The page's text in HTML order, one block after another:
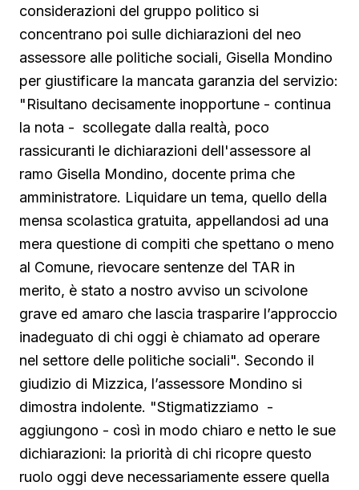
considerazioni del gruppo politico si
concentrano poi sulle dichiarazioni del neo
assessore alle politiche sociali, Gisella Mondino
per giustificare la mancata garanzia del servizio:
"Risultano decisamente inopportune - continua
la nota - scollegate dalla realtà, poco
rassicuranti le dichiarazioni dell'assessore al
ramo Gisella Mondino, docente prima che
amministratore. Liquidare un tema, quello della
mensa scolastica gratuita, appellandosi ad una
mera questione di compiti che spettano o meno
al Comune, rievocare sentenze del TAR in
merito, è stato a nostro avviso un scivolone
grave ed amaro che lascia trasparire l’approccio
inadeguato di chi oggi è chiamato ad operare
nel settore delle politiche sociali". Secondo il
giudizio di Mizzica, l’assessore Mondino si
dimostra indolente. "Stigmatizziamo -
aggiungono - così in modo chiaro e netto le sue
dichiarazioni: la priorità di chi ricopre questo
ruolo oggi deve necessariamente essere quella